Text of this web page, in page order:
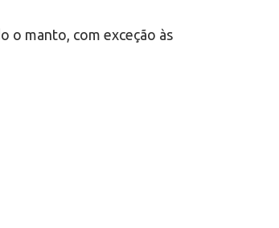
o manto, com exceção às